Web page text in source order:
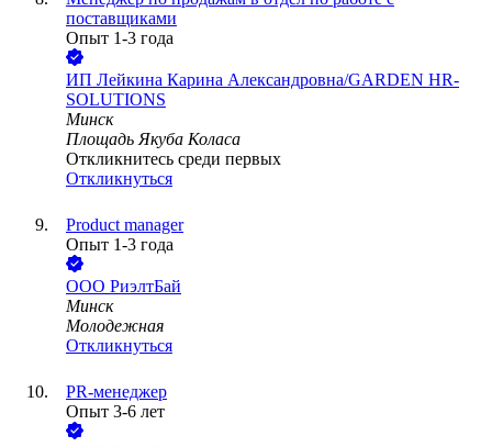
поставщиками
Опыт 1-3 года
ИП Лейкина Карина Александровна/GARDEN HR-
SOLUTIONS
Минск
Площадь Якуба Коласа
Откликнитесь среди первых
Откликнуться
Product manager
Опыт 1-3 года
ООО РиэлтБай
Минск
Молодежная
Откликнуться
PR-менеджер
Опыт 3-6 лет